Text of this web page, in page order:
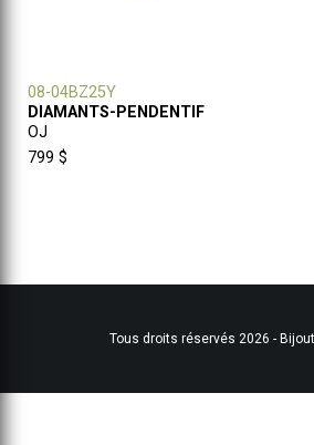
08-04BZ25Y
DIAMANTS-PENDENTIF
OJ
799 $
Tous droits réservés 2026 -